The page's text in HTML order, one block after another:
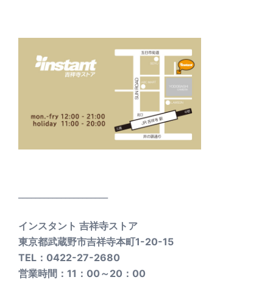
インスタント 吉祥寺ストア
東京都武蔵野市吉祥寺本町1-20-15
TEL：0422-27-2680
営業時間：11：00～20：00